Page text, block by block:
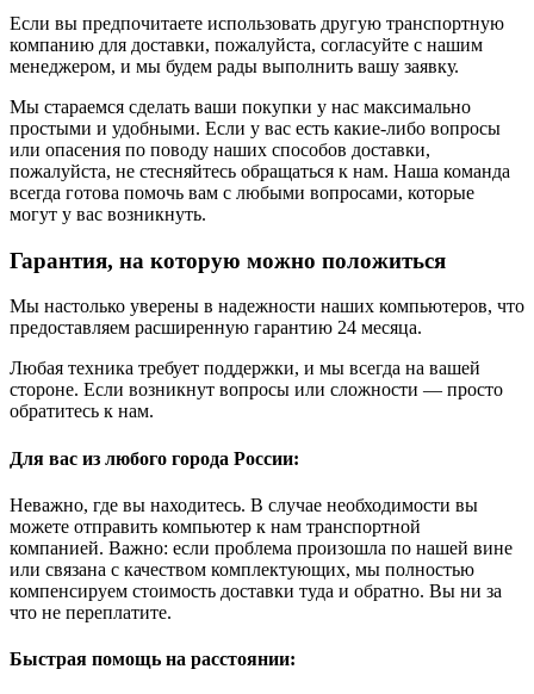
Если вы предпочитаете использовать другую транспортную
компанию для доставки, пожалуйста, согласуйте с нашим
менеджером, и мы будем рады выполнить вашу заявку.
Мы стараемся сделать ваши покупки у нас максимально
простыми и удобными. Если у вас есть какие-либо вопросы
или опасения по поводу наших способов доставки,
пожалуйста, не стесняйтесь обращаться к нам. Наша команда
всегда готова помочь вам с любыми вопросами, которые
могут у вас возникнуть.
Гарантия, на которую можно положиться
Мы настолько уверены в надежности наших компьютеров, что
предоставляем расширенную гарантию 24 месяца.
Любая техника требует поддержки, и мы всегда на вашей
стороне. Если возникнут вопросы или сложности — просто
обратитесь к нам.
Для вас из любого города России:
Неважно, где вы находитесь. В случае необходимости вы
можете отправить компьютер к нам транспортной
компанией. Важно: если проблема произошла по нашей вине
или связана с качеством комплектующих, мы полностью
компенсируем стоимость доставки туда и обратно. Вы ни за
что не переплатите.
Быстрая помощь на расстоянии: